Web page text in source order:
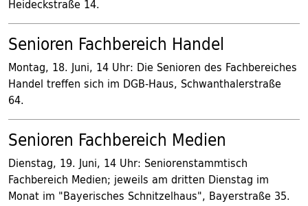
Heideckstraße 14.
Senioren Fachbereich Handel
Montag, 18. Juni, 14 Uhr: Die Senioren des Fachbereiches
Handel treffen sich im DGB-Haus, Schwanthalerstraße
64.
Senioren Fachbereich Medien
Dienstag, 19. Juni, 14 Uhr: Seniorenstammtisch
Fachbereich Medien; jeweils am dritten Dienstag im
Monat im "Bayerisches Schnitzelhaus", Bayerstraße 35.